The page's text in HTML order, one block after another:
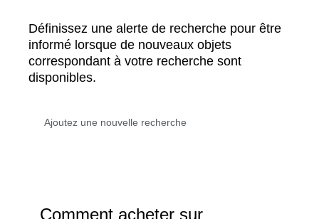
Définissez une alerte de recherche pour être
informé lorsque de nouveaux objets
correspondant à votre recherche sont
disponibles.
Comment acheter sur